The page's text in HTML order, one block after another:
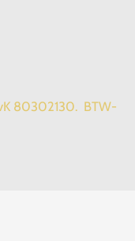
80302130. BTW-